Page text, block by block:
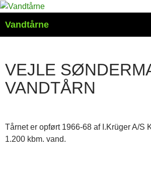
Vandtårne
VEJLE
VANDTÅRN
Tårnet er opført 1966-68 af I.Krüger A/S
1.200 kbm. vand.